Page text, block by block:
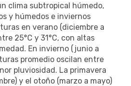
clima subtropical húmedo,
y húmedos e inviernos
en verano (diciembre a
25°C y 31°C, con altas
En invierno (junio a
promedio oscilan entre
pluviosidad. La primavera
y el otoño (marzo a mayo)